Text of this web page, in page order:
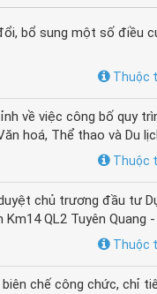
bổ sung một số điều
Thuộc
về việc công bố quy
hoá, Thể thao và Du
Thuộc
chủ trương đầu tư
QL2 Tuyên Quang -
Thuộc
chế công chức, chỉ